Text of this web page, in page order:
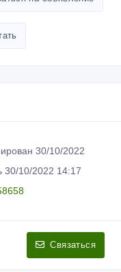
30/10/2022
30/10/2022 14:17
Связаться